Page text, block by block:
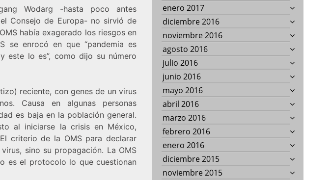
Wodarg -hasta poco antes
Consejo de Europa- no sirvió de
había exagerado los riesgos en
se enrocó en que “pandemia es
este lo es”, como dijo su número
reciente, con genes de un virus
Causa en algunas personas
es baja en la población general.
al iniciarse la crisis en México,
criterio de la OMS para declarar
sino su propagación. La OMS
es el protocolo lo que cuestionan
enero 2017
diciembre 2016
noviembre 2016
agosto 2016
julio 2016
junio 2016
mayo 2016
abril 2016
marzo 2016
febrero 2016
enero 2016
diciembre 2015
noviembre 2015